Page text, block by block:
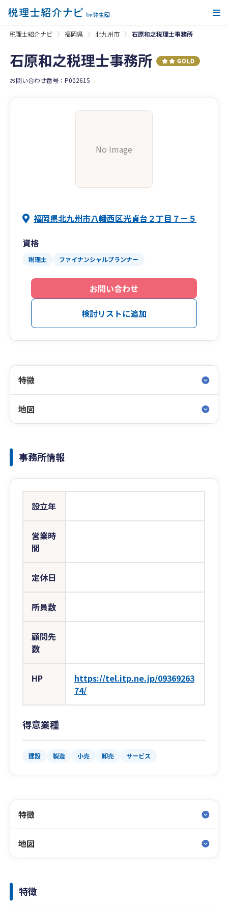
税理士紹介ナビ 福岡県 北九州市 石原和之税理士事務所
石原和之税理士事務所
お問い合わせ番号：P002615
No Image
福岡県北九州市八幡西区光貞台２丁目７－５
資格
税理士 ファイナンシャルプランナー
お問い合わせ
検討リストに追加
特徴
地図
事務所情報
設立年
営業時
間
定休日
所員数
顧問先
数
HP
https://tel.itp.ne.jp/09369263
74/
得意業種
建設 製造 小売 卸売 サービス
特徴
地図
特徴